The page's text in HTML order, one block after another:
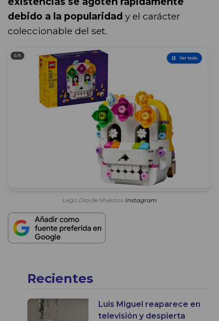
debido a la popularidad y el carácter
coleccionable del set.
Lego Día de Muertos Instagram
Recientes
Luis Miguel reaparece en
televisión y despierta